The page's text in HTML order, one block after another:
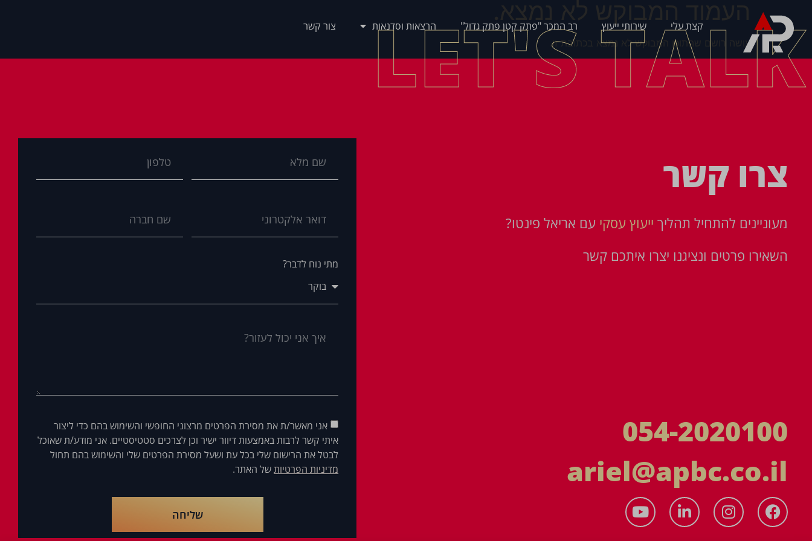
קצת עלי שירותי ייעוץ רב המכר "פתק קטן פתק גדול" הרצאות וסדנאות צור קשר
העמוד המבוקש לא נמצא.
עושה רושם שהתוכן המבוקש לא נמצא בכתובת זו.
LET'S TALK
צרו קשר
מעוניינים להתחיל תהליך ייעוץ עסקי עם אריאל פינטו?
השאירו פרטים ונציגנו יצרו איתכם קשר
054-2020100
ariel@apbc.co.il
מתי נוח לדבר?
אני מאשר/ת את מסירת הפרטים מרצוני החופשי והשימוש בהם כדי ליצור
איתי קשר לרבות באמצעות דיוור ישיר וכן לצרכים סטטיסטיים. אני מודע/ת שאוכל
לבטל את הרישום שלי בכל עת ושעל מסירת הפרטים שלי והשימוש בהם תחול
מדיניות הפרטיותשל האתר.
שליחה